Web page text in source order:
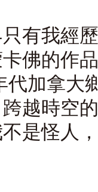
只有我經
佛的作
代加拿大
越時空
是怪人